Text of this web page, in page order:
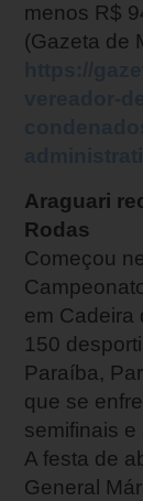
menos R$
(Gazeta de
Araguari
Rodas
Começou
em Cadeira
150
Paraíba,
que se
semifinais
A festa de
General